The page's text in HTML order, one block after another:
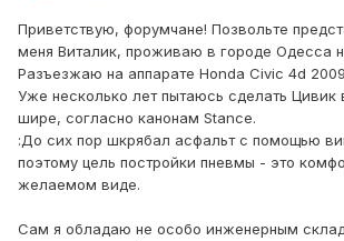
Приветствую, форумчане! Позвольте
меня Виталик, проживаю в городе Одесса
Разъезжаю на аппарате Honda Civic 4d
Уже несколько лет пытаюсь сделать
шире, согласно канонам Stance.
:До сих пор шкрябал асфальт с помощью
поэтому цель постройки пневмы - это
желаемом виде.
Сам я обладаю не особо инженерным